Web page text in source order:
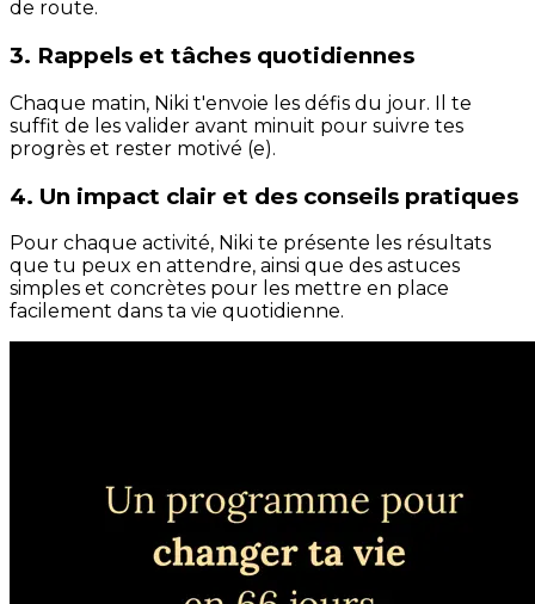
de route.
3. Rappels et tâches quotidiennes
Chaque matin, Niki t'envoie les défis du jour. Il te
suffit de les valider avant minuit pour suivre tes
progrès et rester motivé (e).
4. Un impact clair et des conseils pratiques
Pour chaque activité, Niki te présente les résultats
que tu peux en attendre, ainsi que des astuces
simples et concrètes pour les mettre en place
facilement dans ta vie quotidienne.